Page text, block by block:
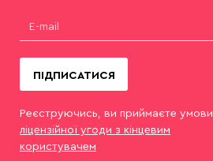
ПІДПИСАТИСЯ
Реєструючись, ви приймаєте умови
ліцензійної угоди з кінцевим
користувачем